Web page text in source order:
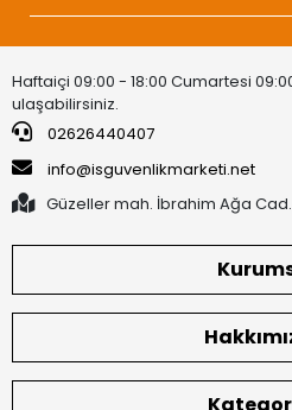
Haftaiçi 09:00 - 18:00 Cumartesi
ulaşabilirsiniz.
02626440407
info@isguvenlikmarketi.net
Güzeller mah. İbrahim Ağa